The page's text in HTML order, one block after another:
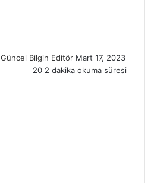
Güncel Bilgin Editör e
m
Mart 17, 2023
20 2 dakika okuma süresi